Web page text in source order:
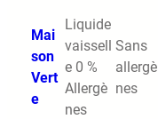
Mai
son
Vert
e
Liquide
vaissell
e 0 %
Allergè
nes
Sans
allergè
nes